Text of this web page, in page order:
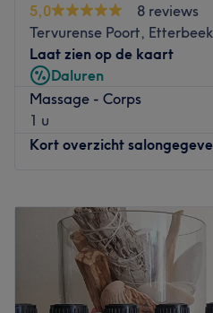
5,0
8 reviews
Tervurense Poort, Etterbeek
Laat zien op de kaart
Daluren
Massage - Corps
1 u
Kort overzicht
Dinsdag
Woensdag
Donderdag
Vrijdag
Zaterdag